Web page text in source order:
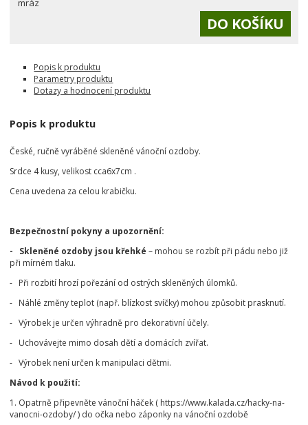
mráz
Popis k produktu
Parametry produktu
Dotazy a hodnocení produktu
Popis k produktu
České, ručně vyráběné skleněné vánoční ozdoby.
Srdce 4 kusy, velikost cca6x7cm .
Cena uvedena za celou krabičku.
Bezpečnostní pokyny a upozornění:
- Skleněné ozdoby jsou křehké – mohou se rozbít při pádu nebo již
při mírném tlaku.
- Při rozbití hrozí pořezání od ostrých skleněných úlomků.
- Náhlé změny teplot (např. blízkost svíčky) mohou způsobit prasknutí.
- Výrobek je určen výhradně pro dekorativní účely.
- Uchovávejte mimo dosah dětí a domácích zvířat.
- Výrobek není určen k manipulaci dětmi.
Návod k použití:
1. Opatrně připevněte vánoční háček ( https://www.kalada.cz/hacky-na-
vanocni-ozdoby/ ) do očka nebo záponky na vánoční ozdobě